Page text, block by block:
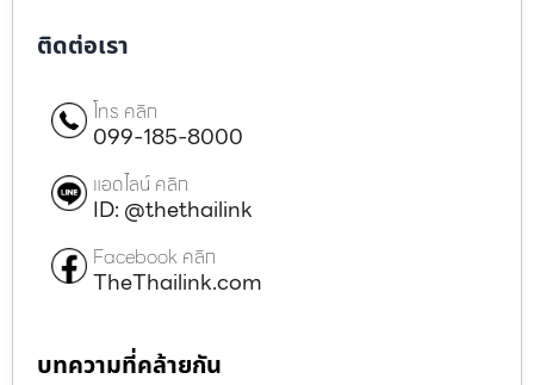
ติดต่อเรา
โทร คลิก
099-185-8000
แอดไลน์ คลิก
ID: @thethailink
Facebook คลิก
TheThailink.com
บทความที่คล้ายกัน